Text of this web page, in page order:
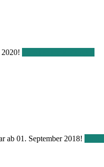
2020!
ab 01. September 2018!